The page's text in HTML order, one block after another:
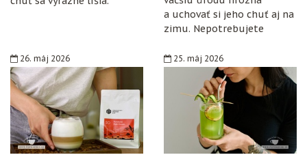
a uchovať si jeho chuť aj na
zimu. Nepotrebujete
konzervanty ani zložitý
postup. Stačí zrelé hrozno,
cukor, citrón, čisté fľaše
a trochu trpezlivosti.
26. máj 2026 25. máj 2026